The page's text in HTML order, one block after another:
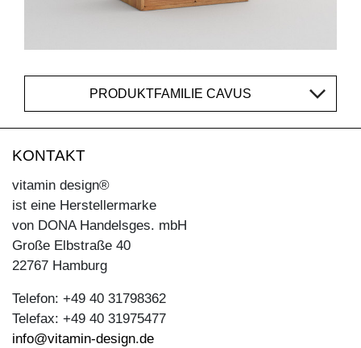
PRODUKTFAMILIE CAVUS
KONTAKT
vitamin design®
ist eine Herstellermarke
von DONA Handelsges. mbH
Große Elbstraße 40
22767 Hamburg
Telefon: +49 40 31798362
Telefax: +49 40 31975477
info@vitamin-design.de